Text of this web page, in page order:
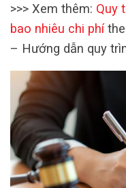
>>> Xem thêm: Quy
bao nhiêu chi phí
– Hướng dẫn quy